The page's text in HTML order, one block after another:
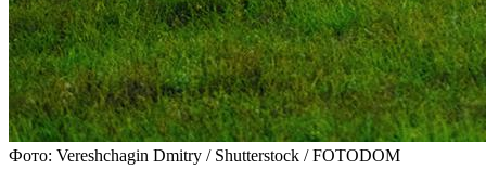
Фото: Vereshchagin Dmitry / Shutterstock / FOTODOM